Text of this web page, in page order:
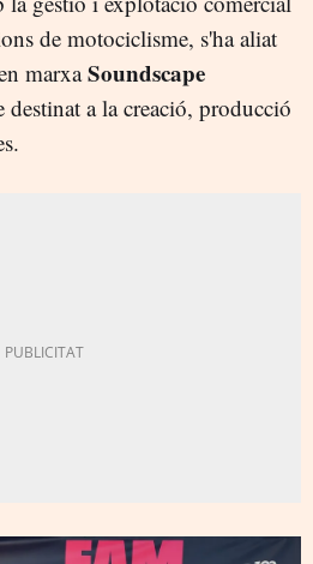
de motociclisme, s'ha aliat
marxaSoundscape
destinat a la creació, producció